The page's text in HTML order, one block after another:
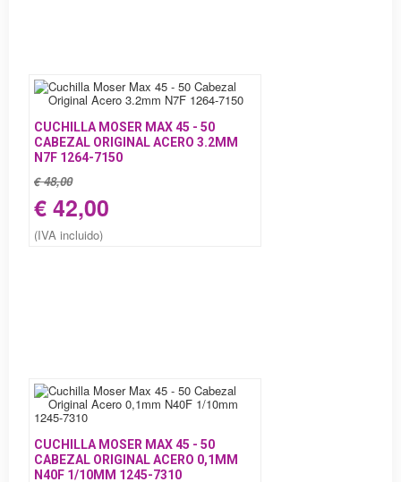
CUCHILLA MOSER MAX 45 - 50
CABEZAL ORIGINAL ACERO 3.2MM
N7F 1264-7150
€ 48,00
€ 42,00
(IVA incluido)
CUCHILLA MOSER MAX 45 - 50
CABEZAL ORIGINAL ACERO 0,1MM
N40F 1/10MM 1245-7310